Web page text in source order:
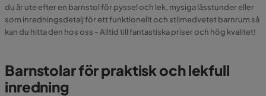
du är ute efter en barnstol för pyssel och lek, mysiga lässtunder eller
som inredningsdetalj för ett funktionellt och stilmedvetet barnrum så
kan du hitta den hos oss - Alltid till fantastiska priser och hög kvalitet!
Barnstolar för praktisk och lekfull
inredning